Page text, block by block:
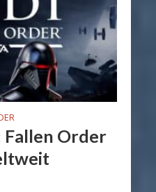
Fallen Order